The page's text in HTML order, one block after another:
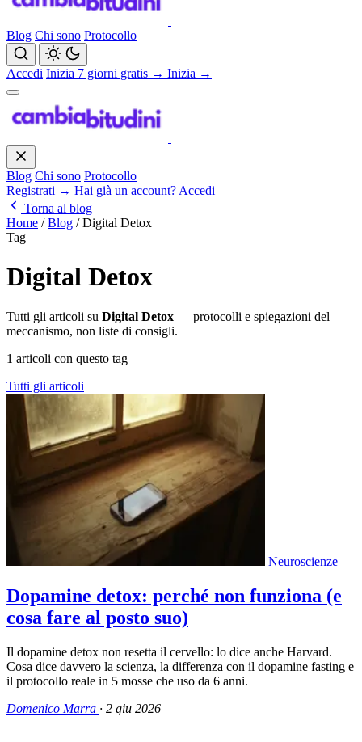
Blog Chi sono Protocollo
Accedi Inizia 7 giorni gratis → Inizia →
Blog Chi sono Protocollo
Registrati → Hai già un account? Accedi
Torna al blog
Home / Blog / Digital Detox
Tag
Digital Detox
Tutti gli articoli su Digital Detox — protocolli e spiegazioni del
meccanismo, non liste di consigli.
1 articoli con questo tag
Tutti gli articoli
Neuroscienze
Dopamine detox: perché non funziona (e
cosa fare al posto suo)
Il dopamine detox non resetta il cervello: lo dice anche Harvard.
Cosa dice davvero la scienza, la differenza con il dopamine fasting e
il protocollo reale in 5 mosse che uso da 6 anni.
Domenico Marra · 2 giu 2026